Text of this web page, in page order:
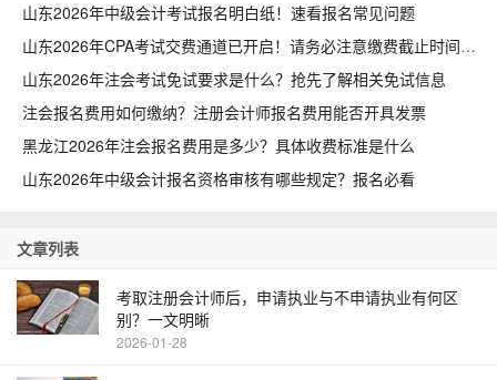
山东2026年中级会计考试报名明白纸！速看报名常见问题
山东2026年CPA考试交费通道已开启！请务必注意缴费截止时间
山东2026年注会考试免试要求是什么？抢先了解相关免试信息
注会报名费用如何缴纳？注册会计师报名费用能否开具发票
黑龙江2026年注会报名费用是多少？具体收费标准是什么
山东2026年中级会计报名资格审核有哪些规定？报名必看
文章列表
考取注册会计师后，申请执业与不申请执业有何区
别？一文明晰
2026-01-28